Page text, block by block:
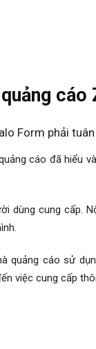
cáo
Form phải
cáo đã hiểu
dùng cung cấp.
quảng cáo sử
việc cung cấp